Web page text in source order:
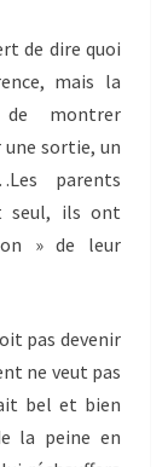
de dire quoi
mais la
montrer
sortie, un
parents
seul, ils ont
» de leur
pas devenir
ne veut pas
bel et bien
la peine en